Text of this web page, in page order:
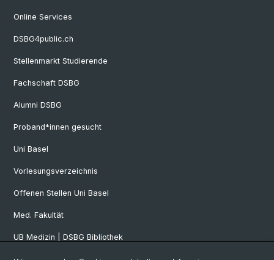
Online Services
DSBG4public.ch
Stellenmarkt Studierende
Fachschaft DSBG
Alumni DSBG
Proband*innen gesucht
Uni Basel
Vorlesungsverzeichnis
Offenen Stellen Uni Basel
Med. Fakultät
UB Medizin | DSBG Bibliothek